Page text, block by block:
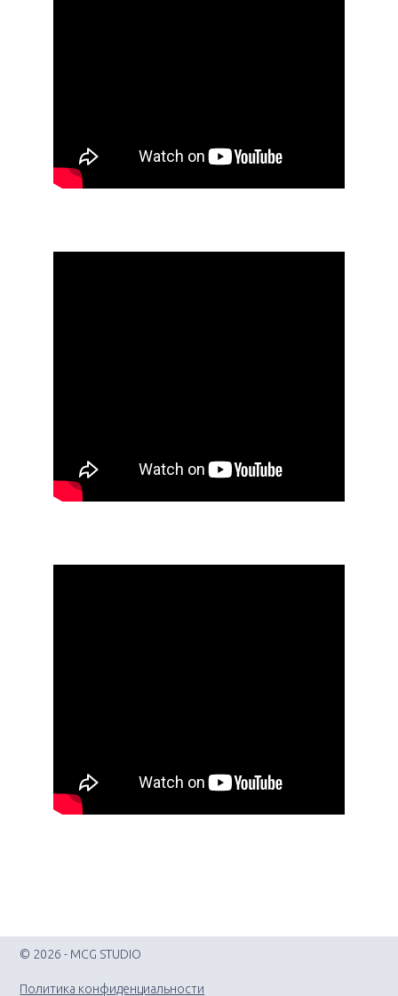
© 2026 - MCG STUDIO
Политика конфиденциальности